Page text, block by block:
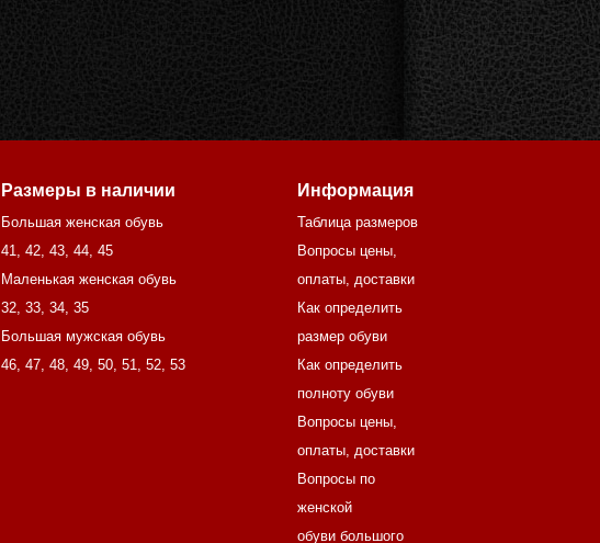
Размеры в наличии
Большая женская обувь
41, 42, 43, 44, 45
Маленькая женская обувь
32, 33, 34, 35
Большая мужская обувь
46, 47, 48, 49, 50, 51, 52, 53
Информация
Таблица размеров
Вопросы цены,
оплаты, доставки
Как определить
размер обуви
Как определить
полноту обуви
Вопросы цены,
оплаты, доставки
Вопросы по
женской
обуви большого